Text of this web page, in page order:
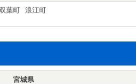
葉町 浪江町
宮城県